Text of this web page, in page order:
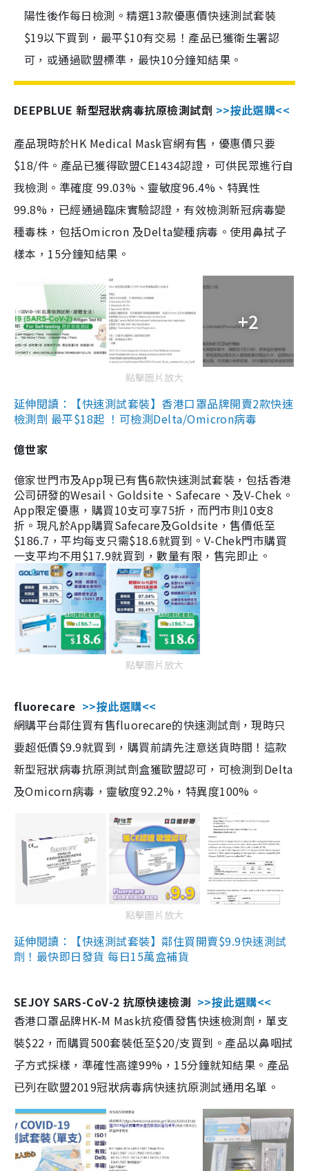
陽性後作每日檢測。精選13款優惠價快速測試套裝
$19以下買到，最平$10有交易！產品已獲衛生署認
可，或通過歐盟標準，最快10分鐘知結果。
DEEPBLUE 新型冠狀病毒抗原檢測試劑 >>按此選購<<
產品現時於HK Medical Mask官網有售，優惠價只要
$18/件。產品已獲得歐盟CE1434認證，可供民眾進行自
我檢測。準確度 99.03%、靈敏度96.4%、特異性
99.8%，已經通過臨床實驗認證，有效檢測新冠病毒變
種毒株，包括Omicron 及Delta變種病毒。使用鼻拭子
樣本，15分鐘知結果。
+2
點擊圖片放大
延伸閱讀：【快速測試套裝】香港口罩品牌開賣2款快速
檢測劑 最平$18起 ！可檢測Delta/Omicron病毒
億世家
億家世門市及App現已有售6款快速測試套裝，包括香港
公司研發的Wesail、Goldsite、Safecare、及V-Chek。
App限定優惠，購買10支可享75折，而門市則10支8
折。現凡於App購買Safecare及Goldsite，售價低至
$186.7，平均每支只需$18.6就買到。V-Chek門市購買
一支平均不用$17.9就買到，數量有限，售完即止。
點擊圖片放大
fluorecare >>按此選購<<
網購平台鄰住買有售fluorecare的快速測試劑，現時只
要超低價$9.9就買到，購買前請先注意送貨時間！這款
新型冠狀病毒抗原測試劑盒獲歐盟認可，可檢測到Delta
及Omicorn病毒，靈敏度92.2%，特異度100%。
點擊圖片放大
延伸閱讀：【快速測試套裝】鄰住買開賣$9.9快速測試
劑！最快即日發貨 每日15萬盒補貨
SEJOY SARS-CoV-2 抗原快速檢測 >>按此選購<<
香港口罩品牌HK-M Mask抗疫價發售快速檢測劑，單支
裝$22，而購買500套裝低至$20/支買到。產品以鼻咽拭
子方式採樣，準確性高達99%，15分鐘就知結果。產品
已列在歐盟2019冠狀病毒病快速抗原測試通用名單。